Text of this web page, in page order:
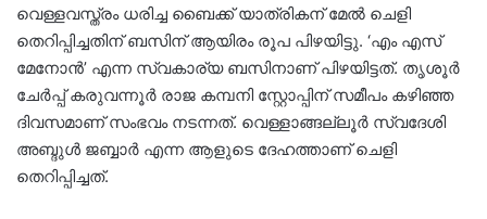
വെള്ളവസ്ത്രം ധരിച്ച ബൈക്ക് യാത്രികന് മേല്‍ ചെളി
തെറിപ്പിച്ചതിന് ബസിന് ആയിരം രൂപ പിഴയിട്ടു. ‘എം എസ്
മേനോന്‍’ എന്ന സ്വകാര്യ ബസിനാണ് പിഴയിട്ടത്. തൃശൂര്‍
ചേര്‍പ്പ് കരുവന്നൂര്‍ രാജ കമ്പനി സ്റ്റോപ്പിന് സമീപം കഴിഞ്ഞ
ദിവസമാണ് സംഭവം നടന്നത്. വെള്ളാങ്ങല്ലൂര്‍ സ്വദേശി
അബ്ദുള്‍ ജബ്ബാര്‍ എന്ന ആളുടെ ദേഹത്താണ് ചെളി
തെറിപ്പിച്ചത്.